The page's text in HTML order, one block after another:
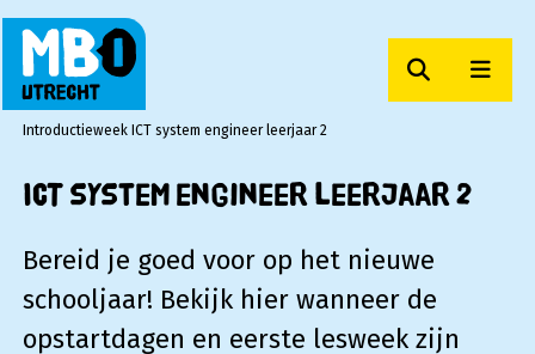
MBO Utrecht
Zoeken
Introductieweek ICT system engineer leerjaar 2
ICT system engineer leerjaar 2
Bereid je goed voor op het nieuwe
schooljaar! Bekijk hier wanneer de
opstartdagen en eerste lesweek zijn